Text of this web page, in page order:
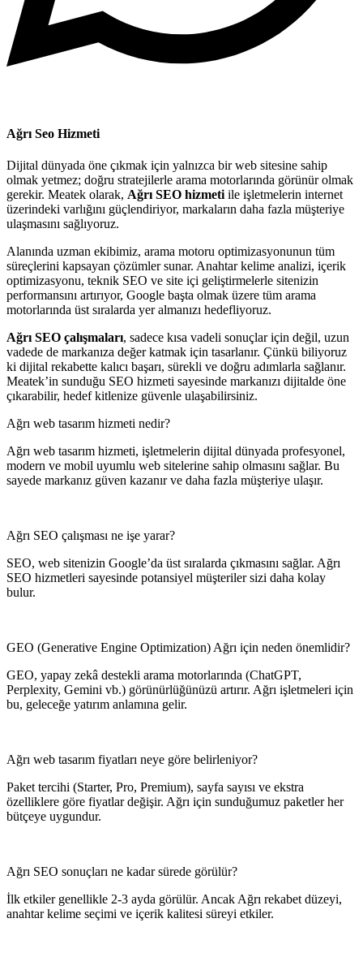
Ağrı Seo Hizmeti
Dijital dünyada öne çıkmak için yalnızca bir web sitesine sahip
olmak yetmez; doğru stratejilerle arama motorlarında görünür olmak
gerekir. Meatek olarak, Ağrı SEO hizmetiile işletmelerin internet
üzerindeki varlığını güçlendiriyor, markaların daha fazla müşteriye
ulaşmasını sağlıyoruz.
Alanında uzman ekibimiz, arama motoru optimizasyonunun tüm
süreçlerini kapsayan çözümler sunar. Anahtar kelime analizi, içerik
optimizasyonu, teknik SEO ve site içi geliştirmelerle sitenizin
performansını artırıyor, Google başta olmak üzere tüm arama
motorlarında üst sıralarda yer almanızı hedefliyoruz.
Ağrı SEO çalışmaları, sadece kısa vadeli sonuçlar için değil, uzun
vadede de markanıza değer katmak için tasarlanır. Çünkü biliyoruz
ki dijital rekabette kalıcı başarı, sürekli ve doğru adımlarla sağlanır.
Meatek’in sunduğu SEO hizmeti sayesinde markanızı dijitalde öne
çıkarabilir, hedef kitlenize güvenle ulaşabilirsiniz.
Ağrı web tasarım hizmeti nedir?
Ağrı web tasarım hizmeti, işletmelerin dijital dünyada profesyonel,
modern ve mobil uyumlu web sitelerine sahip olmasını sağlar. Bu
sayede markanız güven kazanır ve daha fazla müşteriye ulaşır.
Ağrı SEO çalışması ne işe yarar?
SEO, web sitenizin Google’da üst sıralarda çıkmasını sağlar. Ağrı
SEO hizmetleri sayesinde potansiyel müşteriler sizi daha kolay
bulur.
GEO (Generative Engine Optimization) Ağrı için neden önemlidir?
GEO, yapay zekâ destekli arama motorlarında (ChatGPT,
Perplexity, Gemini vb.) görünürlüğünüzü artırır. Ağrı işletmeleri için
bu, geleceğe yatırım anlamına gelir.
Ağrı web tasarım fiyatları neye göre belirleniyor?
Paket tercihi (Starter, Pro, Premium), sayfa sayısı ve ekstra
özelliklere göre fiyatlar değişir. Ağrı için sunduğumuz paketler her
bütçeye uygundur.
Ağrı SEO sonuçları ne kadar sürede görülür?
İlk etkiler genellikle 2-3 ayda görülür. Ancak Ağrı rekabet düzeyi,
anahtar kelime seçimi ve içerik kalitesi süreyi etkiler.